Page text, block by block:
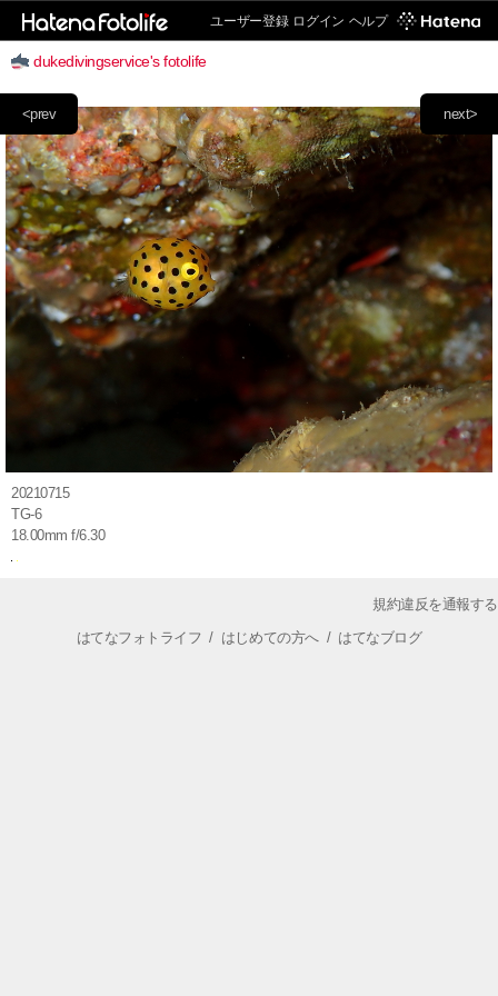
ユーザー登録 ログイン ヘルプ
dukedivingservice's fotolife
next>
<prev
20210715
TG-6
18.00mm f/6.30
規約違反を通報する
はてなフォトライフ / はじめての方へ/ はてなブログ